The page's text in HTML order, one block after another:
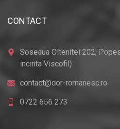
CONTACT
Soseaua Oltenitei 202,
incinta Viscofil)
contact@dor-romanesc.ro
0722 656 273